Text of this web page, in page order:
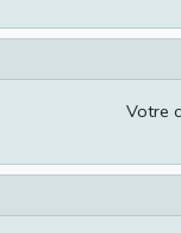
Votre